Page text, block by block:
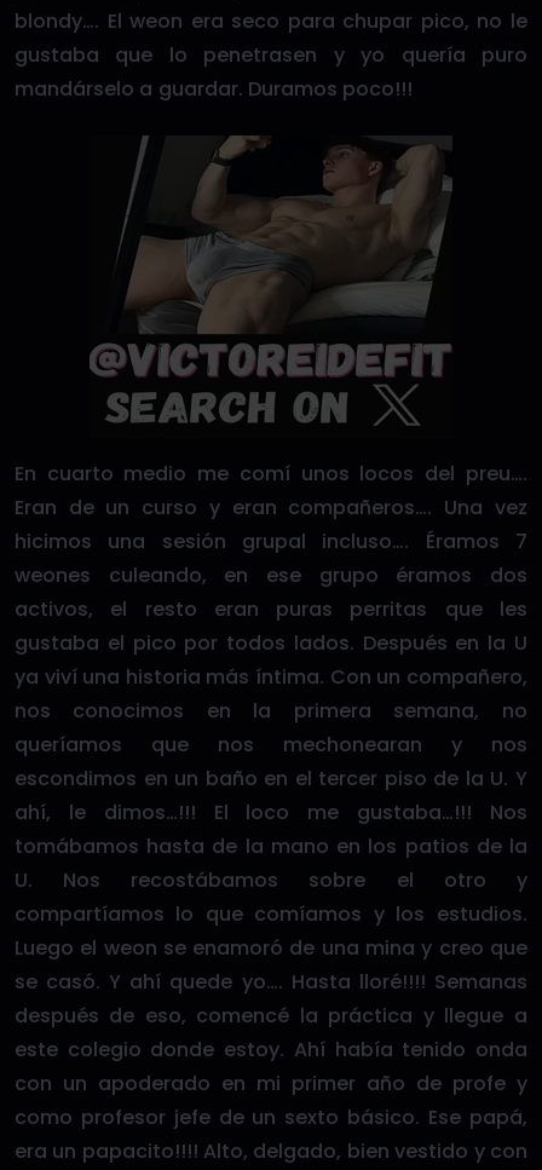
blondy…. El weon era seco para chupar pico, no le
gustaba que lo penetrasen y yo quería puro
mandárselo a guardar. Duramos poco!!!
En cuarto medio me comí unos locos del preu….
Eran de un curso y eran compañeros…. Una vez
hicimos una sesión grupal incluso…. Éramos 7
weones culeando, en ese grupo éramos dos
activos, el resto eran puras perritas que les
gustaba el pico por todos lados. Después en la U
ya viví una historia más íntima. Con un compañero,
nos conocimos en la primera semana, no
queríamos que nos mechonearan y nos
escondimos en un baño en el tercer piso de la U. Y
ahí, le dimos…!!! El loco me gustaba…!!! Nos
tomábamos hasta de la mano en los patios de la
U. Nos recostábamos sobre el otro y
compartíamos lo que comíamos y los estudios.
Luego el weon se enamoró de una mina y creo que
se casó. Y ahí quede yo…. Hasta lloré!!!! Semanas
después de eso, comencé la práctica y llegue a
este colegio donde estoy. Ahí había tenido onda
con un apoderado en mi primer año de profe y
como profesor jefe de un sexto básico. Ese papá,
era un papacito!!!! Alto, delgado, bien vestido y con